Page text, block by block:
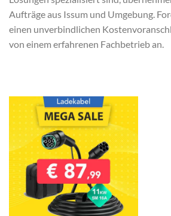
Aufträge aus Issum und Umgebung.
einen unverbindlichen
von einem erfahrenen Fachbetrieb an.